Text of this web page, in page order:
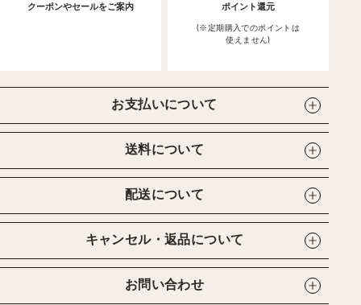
クーポンやセールをご案内
ポイント還元
(※定期購入でのポイントは
使えません)
お支払いについて
送料について
配送について
キャンセル・返品について
お問い合わせ